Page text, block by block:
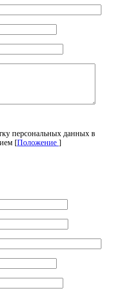
персональных данных в
[Положение ]